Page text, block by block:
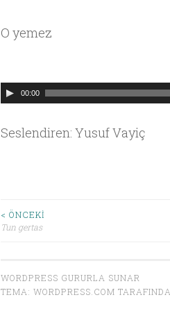
O yemez
Ses00:00
Seslendiren: Yusuf Vayiç
< ÖNCEKI
Tun gertas
WORDPRESS GURURLA SUNAR
TEMA: WORDPRESS.COM